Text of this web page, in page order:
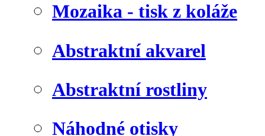
Mozaika - tisk z koláže
Abstraktní akvarel
Abstraktní rostliny
Náhodné otisky